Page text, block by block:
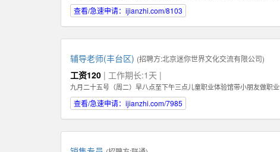
查看/急速申请：ijianzhi.com/8103
辅导老师(丰台区) (招聘方:北京迷你世界文化交流有限公司)
工资120 | 工作期长:1天 |
九月二十五号（周二）早八点至下午三点儿童职业体验馆带小朋友做职
查看/急速申请：ijianzhi.com/7985